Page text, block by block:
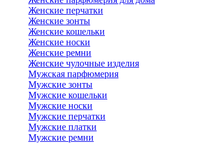
Женские перчатки
Женские зонты
Женские кошельки
Женские носки
Женские ремни
Женские чулочные изделия
Мужская парфюмерия
Мужские зонты
Мужские кошельки
Мужские носки
Мужские перчатки
Мужские платки
Мужские ремни